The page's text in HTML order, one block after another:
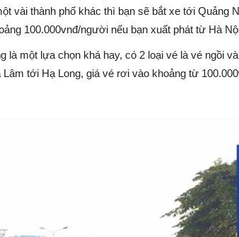
vài thành phố khác thì bạn sẽ bắt xe tới Quảng
100.000vnđ/người nếu bạn xuất phát từ Hà
là một lựa chọn khá hay, có 2 loại vé là vé ngồi
tới Hạ Long, giá vé rơi vào khoảng từ